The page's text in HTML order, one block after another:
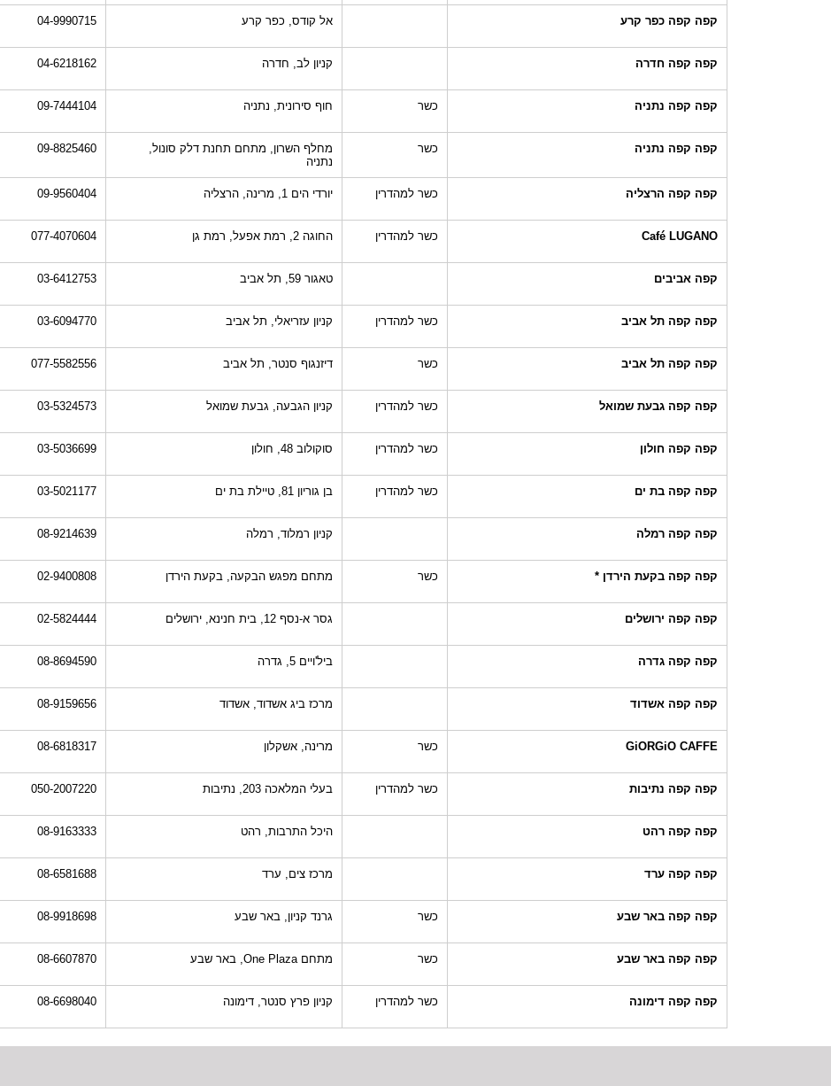
קפה קפה כפר קרע
אל קודס, כפר קרע 04-9990715
קפה קפה חדרה
קניון לב, חדרה 04-6218162
קפה קפה נתניה
כשר חוף סירונית, נתניה 09-7444104
קפה קפה נתניה
כשר
מחלף השרון, מתחם תחנת דלק סונול,
נתניה
09-8825460
קפה קפה הרצליה
כשר למהדרין יורדי הים 1, מרינה, הרצליה 09-9560404
Café LUGANO
כשר למהדרין החוגה 2, רמת אפעל, רמת גן 077-4070604
קפה אביבים
טאגור 59, תל אביב 03-6412753
קפה קפה תל אביב
כשר למהדרין קניון עזריאלי, תל אביב 03-6094770
קפה קפה תל אביב
כשר דיזנגוף סנטר, תל אביב 077-5582556
קפה קפה גבעת שמואל
כשר למהדרין קניון הגבעה, גבעת שמואל 03-5324573
קפה קפה חולון
כשר למהדרין סוקולוב 48, חולון 03-5036699
קפה קפה בת ים
כשר למהדרין בן גוריון 81, טיילת בת ים 03-5021177
קפה קפה רמלה
קניון רמלוד, רמלה 08-9214639
קפה קפה בקעת הירדן *
כשר מתחם מפגש הבקעה, בקעת הירדן 02-9400808
קפה קפה ירושלים
גסר א-נסף 12, בית חנינא, ירושלים 02-5824444
קפה קפה גדרה
ביל'ויים 5, גדרה 08-8694590
קפה קפה אשדוד
מרכז ביג אשדוד, אשדוד 08-9159656
GiORGiO CAFFE
כשר מרינה, אשקלון 08-6818317
קפה קפה נתיבות
כשר למהדרין בעלי המלאכה 203, נתיבות 050-2007220
קפה קפה רהט
היכל התרבות, רהט 08-9163333
קפה קפה ערד
מרכז צים, ערד 08-6581688
קפה קפה באר שבע
כשר גרנד קניון, באר שבע 08-9918698
קפה קפה באר שבע
כשר מתחם One Plaza, באר שבע 08-6607870
קפה קפה דימונה
כשר למהדרין קניון פרץ סנטר, דימונה 08-6698040